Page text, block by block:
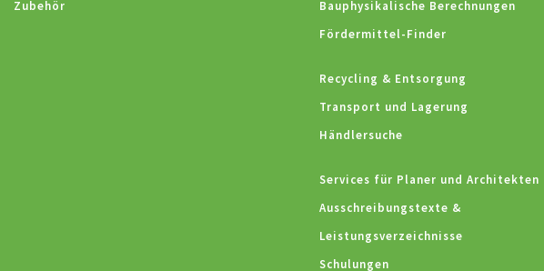
Zubehör
Bauphysikalische Berechnungen
Fördermittel-Finder
Recycling & Entsorgung
Transport und Lagerung
Händlersuche
Services für Planer und Architekten
Ausschreibungstexte &
Leistungsverzeichnisse
Schulungen